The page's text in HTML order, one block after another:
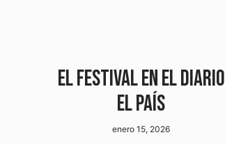
EL FESTIVAL EN EL DIARIO
EL PAÍS
enero 15, 2026